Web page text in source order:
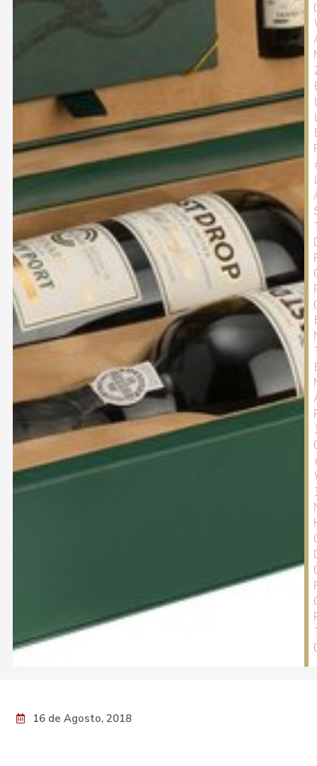
16 de Agosto, 2018